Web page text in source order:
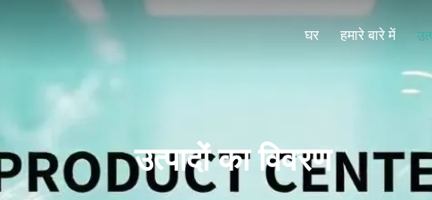
घर हमारे बारे में
उत्पादों का विवरण